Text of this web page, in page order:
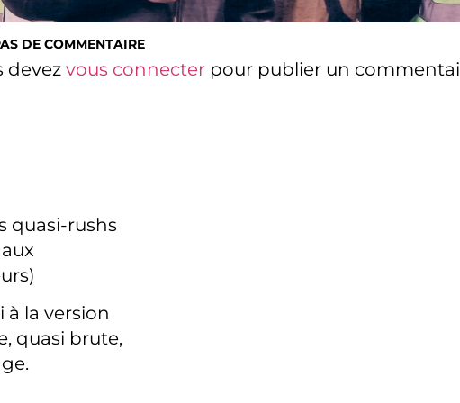
DE COMMENTAIRE
devez vous connecter pour publier un
quasi-rushs
à la version
quasi brute,